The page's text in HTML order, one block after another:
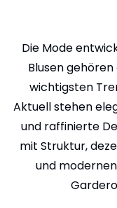
Die Mode
Blusen
wichtigsten
Aktuell stehen
und raffinierte
mit Struktur,
und